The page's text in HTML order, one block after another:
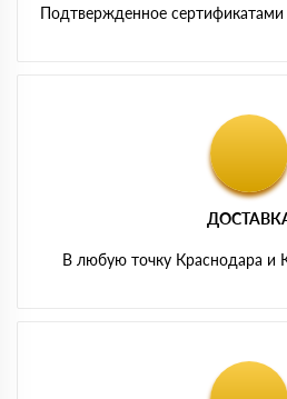
Подтвержденное
В любую точку Краснодара и